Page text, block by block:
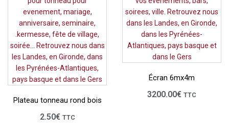
Plateau tonneau rond bois
2.50€ TTC
Écran 6mx4m
3200.00€ TTC